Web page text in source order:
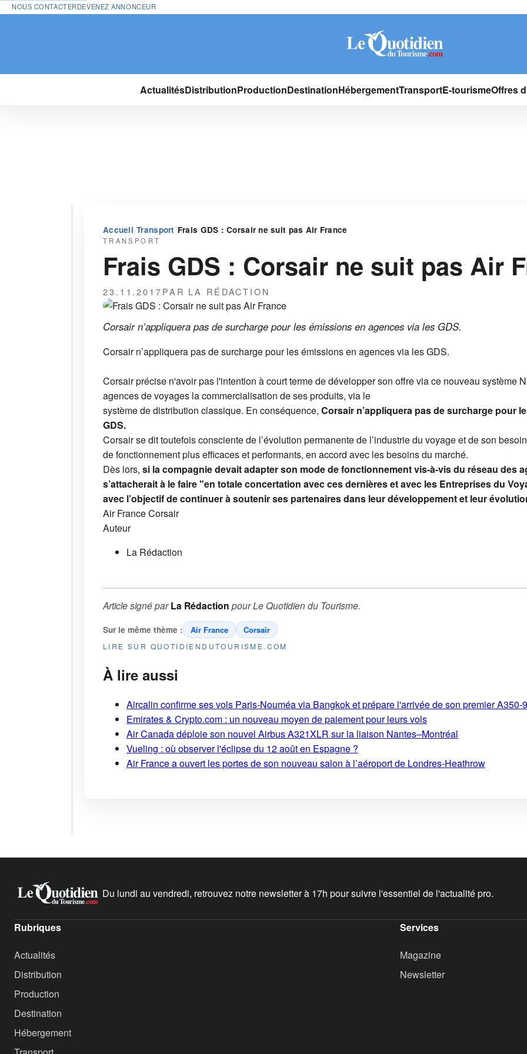
NOUS CONTACTERDEVENEZ ANNONCEUR
ActualitésDistributionProductionDestinationHébergementTransportE-tourismeOffres
Accueil›Transport ›Frais GDS : Corsair ne suit pas Air France
TRANSPORT
Frais GDS : Corsair ne suit pas Air
23.11.2017PAR LA RÉDACTION
Corsair n’appliquera pas de surcharge pour les émissions en agences via les GDS.
Corsair n’appliquera pas de surcharge pour les émissions en agences via les GDS.
Corsair précise n'avoir pas l'intention à court terme de développer son offre via ce nouveau système
agences de voyages la commercialisation de ses produits, via le
système de distribution classique. En conséquence, Corsair n’appliquera pas de surcharge pour
GDS.
Corsair se dit toutefois consciente de l’évolution permanente de l’industrie du voyage et de son
de fonctionnement plus efficaces et performants, en accord avec les besoins du marché.
Dès lors, si la compagnie devait adapter son mode de fonctionnement vis-à-vis du réseau des
s’attacherait à le faire "en totale concertation avec ces dernières et avec les Entreprises du
avec l’objectif de continuer à soutenir ses partenaires dans leur développement et leur
Air FranceCorsair
Auteur
La Rédaction
Article signé parLa Rédaction pourLe Quotidien du Tourisme.
Sur le même thème : Air France Corsair
LIRE SUR QUOTIDIENDUTOURISME.COM
À lire aussi
Aircalin confirme ses vols Paris-Nouméa via Bangkok et prépare l'arrivée de son premier A350-
Emirates & Crypto.com : un nouveau moyen de paiement pour leurs vols
Air Canada déploie son nouvel Airbus A321XLR sur la liaison Nantes–Montréal
Vueling : où observer l'éclipse du 12 août en Espagne ?
Air France a ouvert les portes de son nouveau salon à l’aéroport de Londres-Heathrow
Du lundi au vendredi, retrouvez notre newsletter à 17h pour suivre l'essentiel de l'actualité pro.
Rubriques
Actualités
Distribution
Production
Destination
Hébergement
Services
Magazine
Newsletter